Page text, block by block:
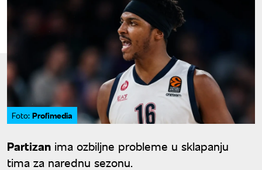
Foto: Profimedia
Partizan ima ozbiljne probleme u sklapanju
tima za narednu sezonu.